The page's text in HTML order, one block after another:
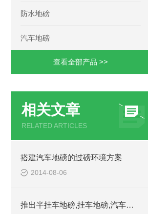
防水地磅
汽车地磅
查看全部产品 >>
相关文章
RELATED ARTICLES
搭建汽车地磅的过磅环境方案
2014-08-06
推出半挂车地磅,挂车地磅,汽车地磅,建筑工地地磅订制产品